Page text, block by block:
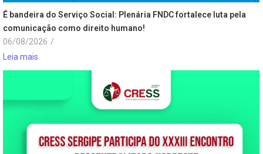
É bandeira do Serviço Social: Plenária FNDC fortalece luta pela
comunicação como direito humano!
06/08/2026 /
Leia mais